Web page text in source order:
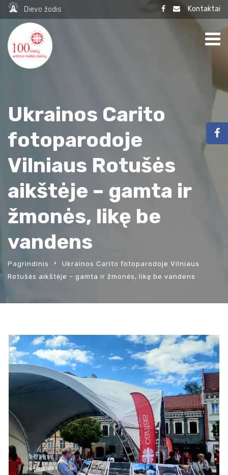
Dievo žodis Kontaktai
Ukrainos Carito
fotoparodoje
Vilniaus Rotušės
aikštėje – gamta ir
žmonės, likę be
vandens
Pagrindinis
Ukrainos Carito fotoparodoje Vilniaus
Rotušės aikštėje – gamta ir žmonės, likę be vandens